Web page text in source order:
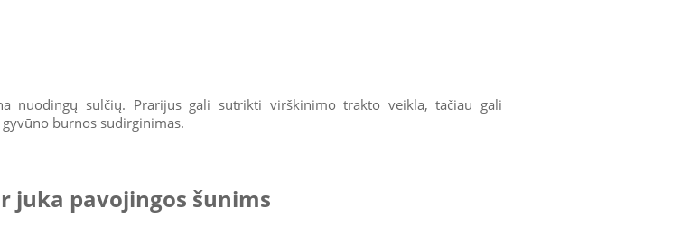
nuodingų sulčių. Prarijus gali sutrikti virškinimo trakto veikla, tačiau gali
burnos sudirginimas.
juka pavojingos šunims